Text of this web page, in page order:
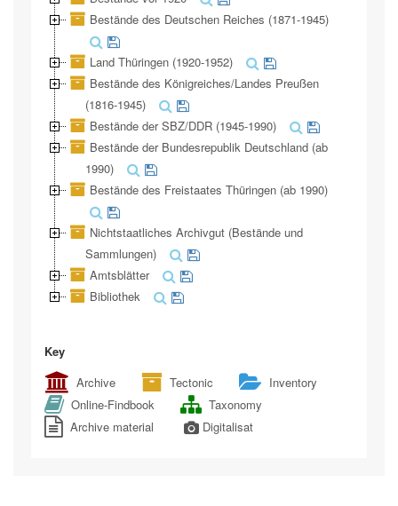
Bestände des Deutschen Reiches (1871-1945)
Land Thüringen (1920-1952)
Bestände des Königreiches/Landes Preußen
(1816-1945)
Bestände der SBZ/DDR (1945-1990)
Bestände der Bundesrepublik Deutschland (ab
1990)
Bestände des Freistaates Thüringen (ab 1990)
Nichtstaatliches Archivgut (Bestände und
Sammlungen)
Amtsblätter
Bibliothek
Key
Archive
Tectonic
Inventory
Online-Findbook
Taxonomy
Archive material
Digitalisat